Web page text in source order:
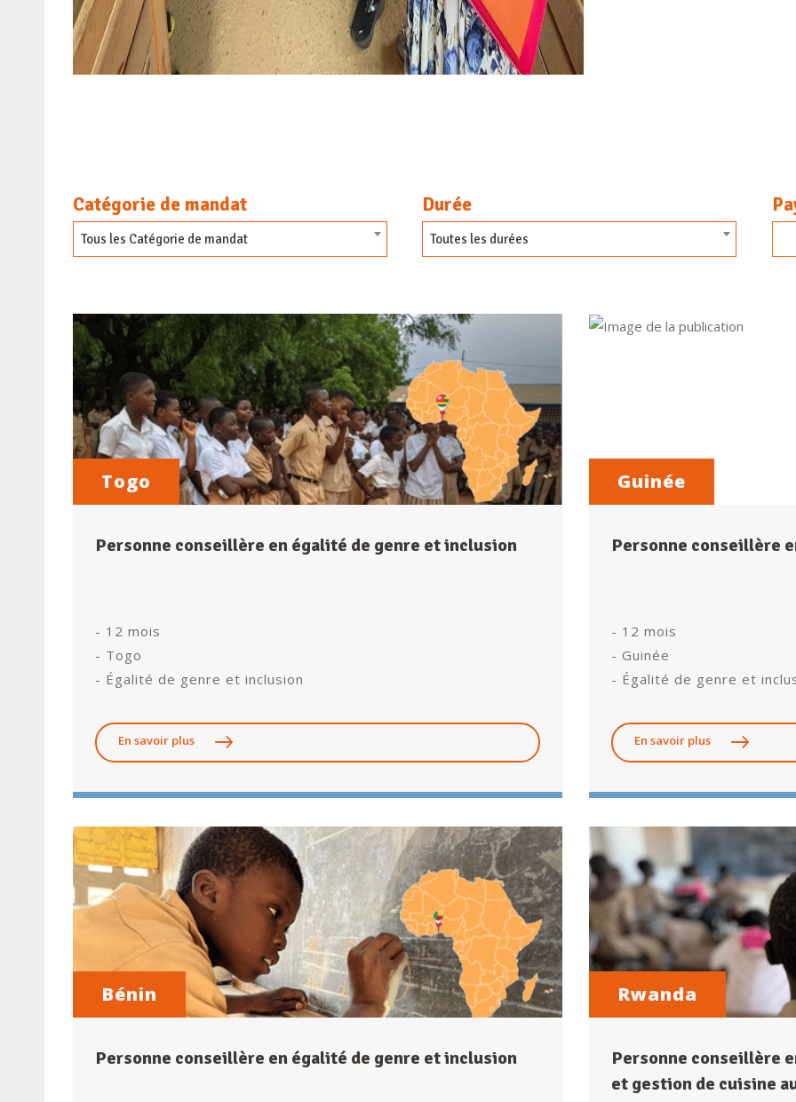
Catégorie de mandat
Tous les Catégorie de mandat
Durée
Toutes les durées
Togo
Personne conseillère en égalité de genre et inclusion
- 12 mois
- Togo
- Égalité de genre et inclusion
En savoir plus
Guinée
Personne conseillère
- 12 mois
- Guinée
- Égalité de genre et
En savoir plus
Bénin
Personne conseillère en égalité de genre et inclusion
Rwanda
Personne conseillère
et gestion de cuisine